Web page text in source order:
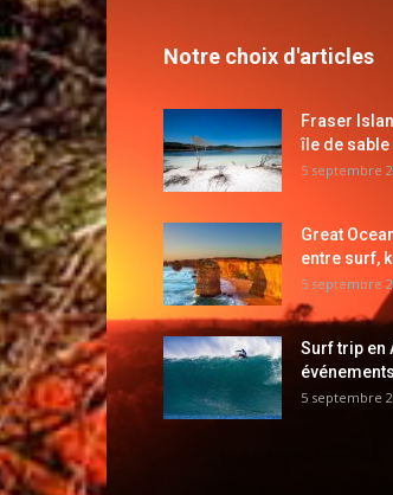
Notre choix d'articles
Fraser
île de
5 septembre
Great
entre surf,
5 septembre
Surf trip en
5 septembre